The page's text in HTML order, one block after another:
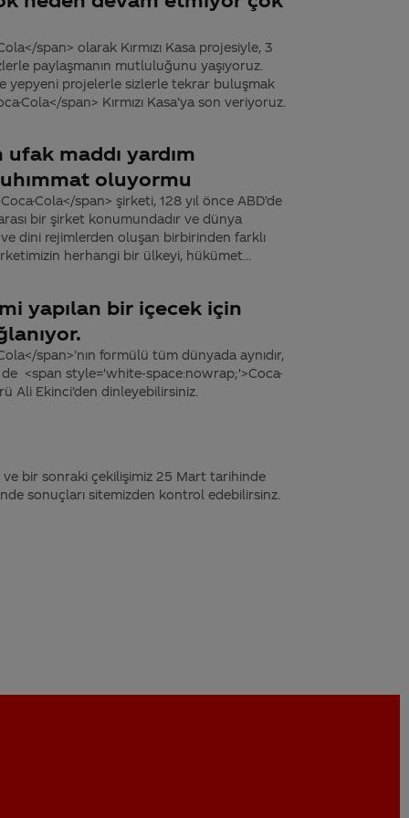
span> olarak Kırmızı Kasa projesiyle, 3
paylaşmanın mutluluğunu yaşıyoruz.
yepyeni projelerle sizlerle tekrar buluşmak
Cola</span> Kırmızı Kasa’ya son veriyoruz.
ufak maddı yardım
oluyormu
Cola</span> şirketi, 128 yıl önce ABD’de
bir şirket konumundadır ve dünya
dini rejimlerden oluşan birbirinden farklı
herhangi bir ülkeyi, hükümet...
yapılan bir içecek için
span>’nın formülü tüm dünyada aynıdır,
de <span style='white-space:nowrap;'>Coca-
Ali Ekinci’den dinleyebilirsiniz.
ve bir sonraki çekilişimiz 25 Mart tarihinde
sonuçları sitemizden kontrol edebilirsinz.